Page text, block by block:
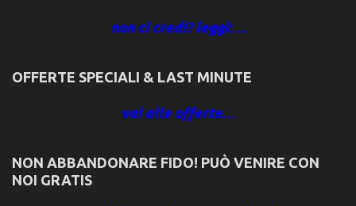
non ci credi? leggi:…
OFFERTE SPECIALI & LAST MINUTE
vai alle offerte…
NON ABBANDONARE FIDO! PUÒ VENIRE CON
NOI GRATIS